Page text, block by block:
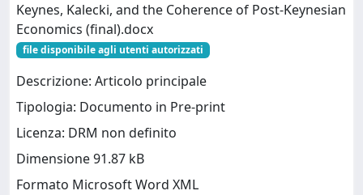
Keynes, Kalecki, and the Coherence of Post-Keynesian
Economics (final).docx
file disponibile agli utenti autorizzati
Descrizione: Articolo principale
Tipologia: Documento in Pre-print
Licenza: DRM non definito
Dimensione 91.87 kB
Formato Microsoft Word XML